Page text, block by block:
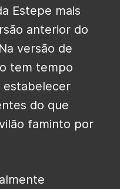
Estepe mais
anterior do
versão de
tem tempo
estabelecer
do que
faminto por